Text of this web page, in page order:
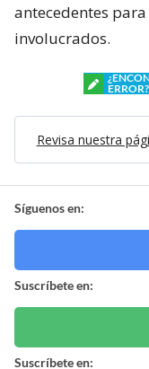
antecedentes
involucrados.
ERROR?
Revisa nuestra
Síguenos en:
Suscríbete en:
Suscríbete en: